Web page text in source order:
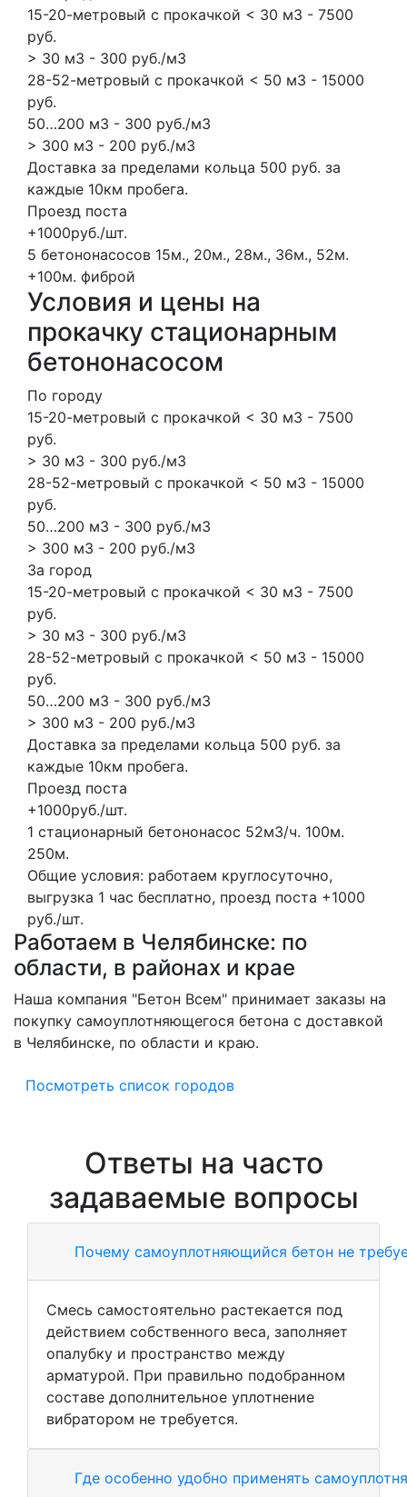
15-20-метровый с прокачкой < 30 м3 - 7500
руб.
> 30 м3 - 300 руб./м3
28-52-метровый с прокачкой < 50 м3 - 15000
руб.
50…200 м3 - 300 руб./м3
> 300 м3 - 200 руб./м3
Доставка за пределами кольца 500 руб. за
каждые 10км пробега.
Проезд поста
+1000руб./шт.
5 бетононасосов 15м., 20м., 28м., 36м., 52м.
+100м. фиброй
Условия и цены на
прокачку стационарным
бетононасосом
По городу
15-20-метровый с прокачкой < 30 м3 - 7500
руб.
> 30 м3 - 300 руб./м3
28-52-метровый с прокачкой < 50 м3 - 15000
руб.
50…200 м3 - 300 руб./м3
> 300 м3 - 200 руб./м3
За город
15-20-метровый с прокачкой < 30 м3 - 7500
руб.
> 30 м3 - 300 руб./м3
28-52-метровый с прокачкой < 50 м3 - 15000
руб.
50…200 м3 - 300 руб./м3
> 300 м3 - 200 руб./м3
Доставка за пределами кольца 500 руб. за
каждые 10км пробега.
Проезд поста
+1000руб./шт.
1 стационарный бетононасос 52м3/ч. 100м.
250м.
Общие условия: работаем круглосуточно,
выгрузка 1 час бесплатно, проезд поста +1000
руб./шт.
Работаем в Челябинске: по
области, в районах и крае
Наша компания "Бетон Всем" принимает заказы на
покупку самоуплотняющегося бетона с доставкой
в Челябинске, по области и краю.
Посмотреть список городов
Ответы на часто
задаваемые вопросы
Почему самоуплотняющийся бетон не
Смесь самостоятельно растекается под
действием собственного веса, заполняет
опалубку и пространство между
арматурой. При правильно подобранном
составе дополнительное уплотнение
вибратором не требуется.
Где особенно удобно применять